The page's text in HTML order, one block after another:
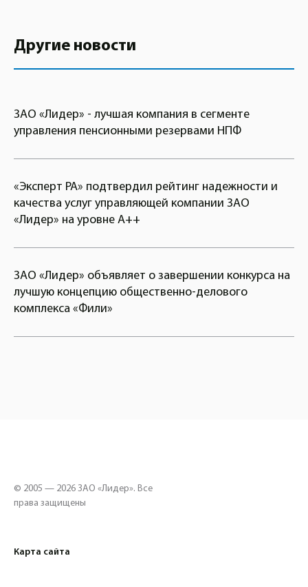
Другие новости
ЗАО «Лидер» - лучшая компания в сегменте
управления пенсионными резервами НПФ
«Эксперт РА» подтвердил рейтинг надежности и
качества услуг управляющей компании ЗАО
«Лидер» на уровне А++
ЗАО «Лидер» объявляет о завершении конкурса на
лучшую концепцию общественно-делового
комплекса «Фили»
© 2005 — 2026 ЗАО «Лидер». Все
права защищены
Карта сайта